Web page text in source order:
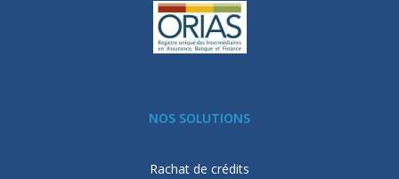
NOS SOLUTIONS
Rachat de crédits